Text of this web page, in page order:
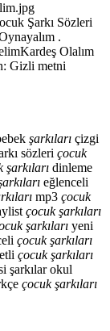
Şarkı Sözleri
.
Olalım
Gizli metni
şarkıları çizgi
sözleri çocuk
şarkıları dinleme
eğlenceli
mp3 çocuk
çocuk şarkıları
şarkıları yeni
çocuk şarkıları
çocuk şarkıları
şarkılarokul
çocuk şarkıları